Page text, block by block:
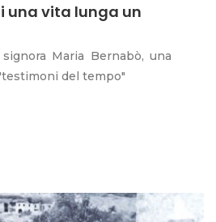
una vita lunga un
Maria Bernabò, una
del tempo"